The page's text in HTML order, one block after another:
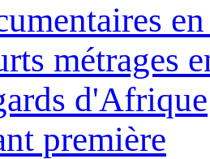
métrages
d'Afrique
première